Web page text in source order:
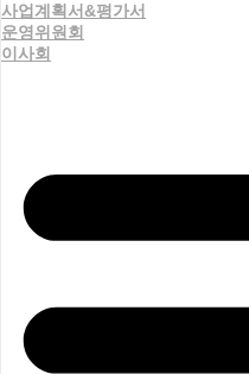
사업계획서&평가서
운영위원회
이사회